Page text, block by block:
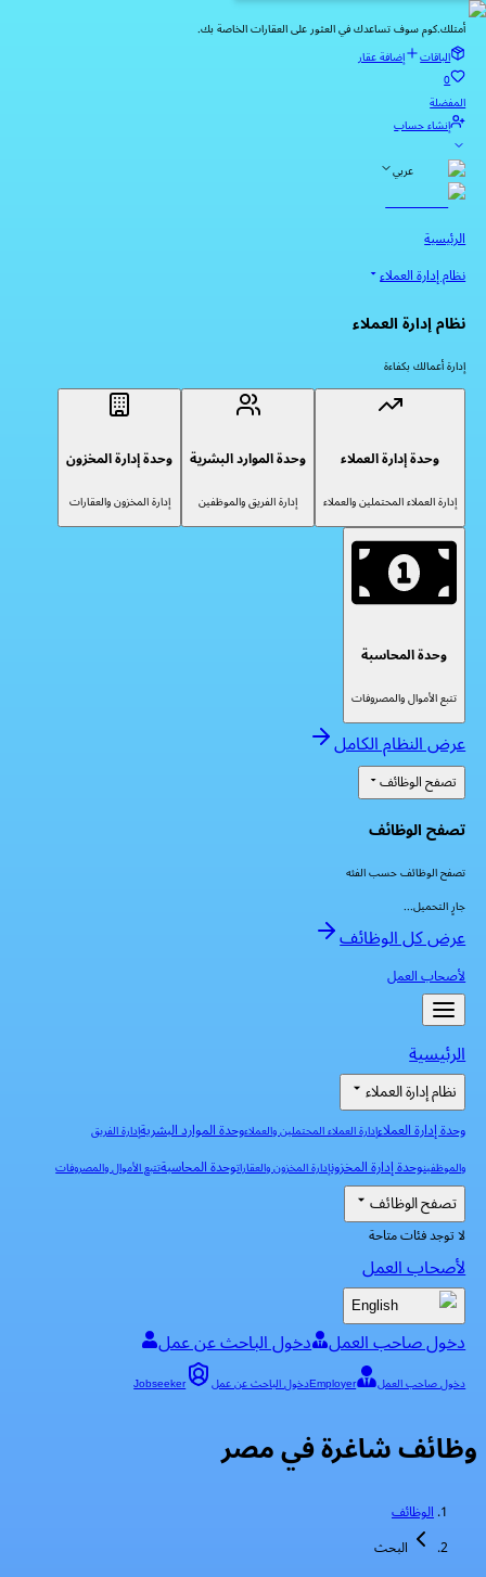
أمتلك.كوم سوف تساعدك في العثور على العقارات الخاصة بك.
الباقات
إضافة عقار
0
المفضلة
إنشاء حساب
عربي
الرئيسية
نظام إدارة العملاء
نظام إدارة العملاء
إدارة أعمالك بكفاءة
وحدة إدارة العملاء
إدارة العملاء المحتملين والعملاء
وحدة الموارد البشرية
إدارة الفريق والموظفين
وحدة إدارة المخزون
إدارة المخزون والعقارات
وحدة المحاسبة
تتبع الأموال والمصروفات
عرض النظام الكامل
تصفح الوظائف
تصفح الوظائف
تصفح الوظائف حسب الفئه
جارٍ التحميل...
عرض كل الوظائف
لأصحاب العمل
الرئيسية
نظام إدارة العملاء
وحدة إدارة العملاءإدارة العملاء المحتملين والعملاءوحدة الموارد البشريةإدارة الفريق
والموظفينوحدة إدارة المخزونإدارة المخزون والعقاراتوحدة المحاسبةتتبع الأموال والمصروفات
تصفح الوظائف
لا توجد فئات متاحة
لأصحاب العمل
English
دخول صاحب العمل دخول الباحث عن عمل
دخول صاحب العمل Employerدخول الباحث عن عمل Jobseeker
وظائف شاغرة في مصر
الوظائف
البحث